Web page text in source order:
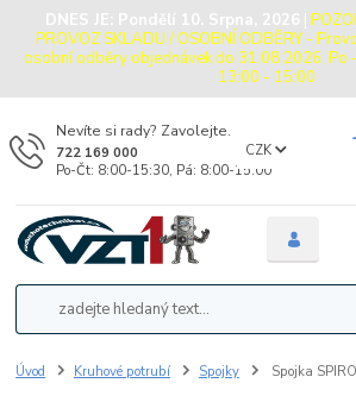
DNES JE: Pondělí 10. Srpna, 2026 |
PROVOZ SKLADU / OSOBNÍ ODBĚRY -
osobní odběry objednávek do 31.08.2026: Po
13:00 - 15:00
CZK
Nevíte si rady? Zavolejte.
722 169 000
Po-Čt: 8:00-15:30, Pá: 8:00-15:00
Úvod Kruhové potrubí Spojky Spojka